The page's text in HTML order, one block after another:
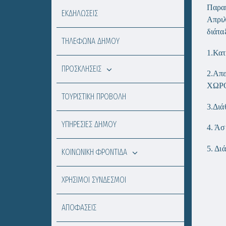
4.
5.
ΕΚΔΗΛΩΣΕΙΣ
ΤΗΛΕΦΩΝΑ ΔΗΜΟΥ
ΠΡΟΣΚΛΗΣΕΙΣ
ΤΟΥΡΙΣΤΙΚΗ ΠΡΟΒΟΛΗ
ΥΠΗΡΕΣΙΕΣ ΔΗΜΟΥ
ΚΟΙΝΩΝΙΚΗ ΦΡΟΝΤΙΔΑ
ΧΡΗΣΙΜΟΙ ΣΥΝΔΕΣΜΟΙ
ΑΠΟΦΑΣΕΙΣ